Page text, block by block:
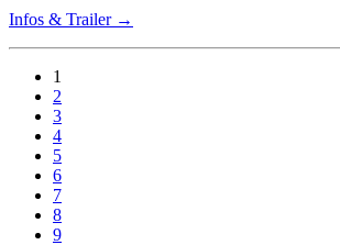
Infos & Trailer →
1
2
3
4
5
6
7
8
9